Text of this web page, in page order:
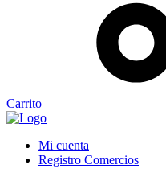
Carrito
Mi cuenta
Registro Comercios